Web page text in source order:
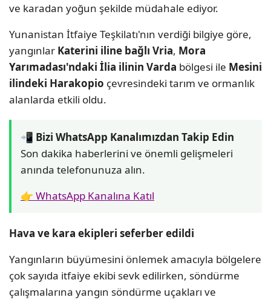
ve karadan yoğun şekilde müdahale ediyor.
Yunanistan İtfaiye Teşkilatı'nın verdiği bilgiye göre,
yangınlar Katerini iline bağlı Vria, Mora
Yarımadası'ndaki İlia ilinin Varda bölgesi ile Mesini
ilindeki Harakopio çevresindeki tarım ve ormanlık
alanlarda etkili oldu.
📲 Bizi WhatsApp Kanalımızdan Takip Edin
Son dakika haberlerini ve önemli gelişmeleri
anında telefonunuza alın.
👉 WhatsApp Kanalına Katıl
Hava ve kara ekipleri seferber edildi
Yangınların büyümesini önlemek amacıyla bölgelere
çok sayıda itfaiye ekibi sevk edilirken, söndürme
çalışmalarına yangın söndürme uçakları ve